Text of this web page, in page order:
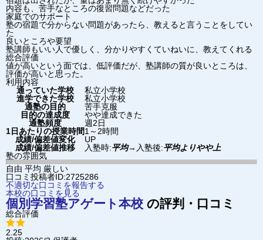
内容も、苦手なところの復習問題などだった
家庭でのサポート
塾の宿題で分からない問題があったら、教えると言うことをしてい
た
良いところや要望
塾講師もいい人で優しく、分かりやすくていねいに、教えてくれる
総合評価
値が高いという面では、低評価だが、塾講師の質が良いところは、
評価が高いと思った。
利用内容
通っていた学校
私立小学校
進学できた学校
私立小学校
通塾の目的
苦手克服
目的の達成度
やや達成できた
通塾頻度
週2日
1日あたりの授業時間1～2時間
成績/偏差値変化
UP
成績/偏差値推移
入塾時:平均→ 入塾後:平均よりやや上
塾の雰囲気
自由 平均 厳しい
口コミ投稿者ID:2725286
不適切な口コミを報告する
本校の口コミを見る
個別学習塾アゲート 本校 の評判・口コミ
総合評価
2.25